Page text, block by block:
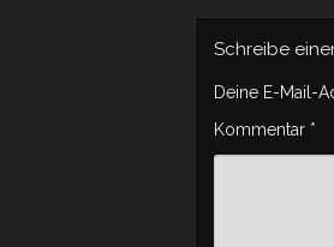
Schreibe
Deine E-Mail-
Kommentar *